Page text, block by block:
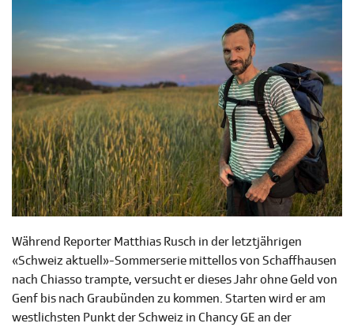
Während Reporter Matthias Rusch in der letztjährigen
«Schweiz aktuell»-Sommerserie mittellos von Schaffhausen
nach Chiasso trampte, versucht er dieses Jahr ohne Geld von
Genf bis nach Graubünden zu kommen. Starten wird er am
westlichsten Punkt der Schweiz in Chancy GE an der